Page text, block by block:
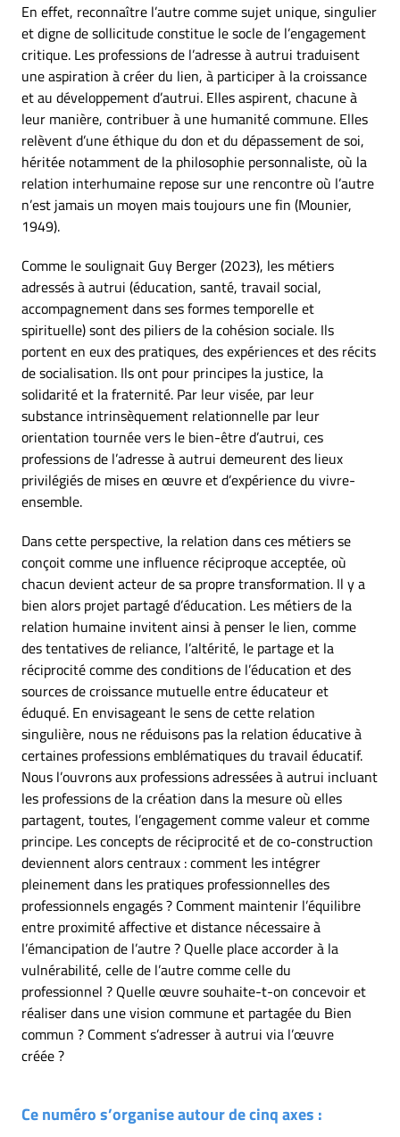
En effet, reconnaître l’autre comme sujet unique, singulier
et digne de sollicitude constitue le socle de l’engagement
critique. Les professions de l’adresse à autrui traduisent
une aspiration à créer du lien, à participer à la croissance
et au développement d’autrui. Elles aspirent, chacune à
leur manière, contribuer à une humanité commune. Elles
relèvent d’une éthique du don et du dépassement de soi,
héritée notamment de la philosophie personnaliste, où la
relation interhumaine repose sur une rencontre où l’autre
n’est jamais un moyen mais toujours une fin (Mounier,
1949).
Comme le soulignait Guy Berger (2023), les métiers
adressés à autrui (éducation, santé, travail social,
accompagnement dans ses formes temporelle et
spirituelle) sont des piliers de la cohésion sociale. Ils
portent en eux des pratiques, des expériences et des récits
de socialisation. Ils ont pour principes la justice, la
solidarité et la fraternité. Par leur visée, par leur
substance intrinsèquement relationnelle par leur
orientation tournée vers le bien-être d’autrui, ces
professions de l’adresse à autrui demeurent des lieux
privilégiés de mises en œuvre et d’expérience du vivre-
ensemble.
Dans cette perspective, la relation dans ces métiers se
conçoit comme une influence réciproque acceptée, où
chacun devient acteur de sa propre transformation. Il y a
bien alors projet partagé d’éducation. Les métiers de la
relation humaine invitent ainsi à penser le lien, comme
des tentatives de reliance, l’altérité, le partage et la
réciprocité comme des conditions de l’éducation et des
sources de croissance mutuelle entre éducateur et
éduqué. En envisageant le sens de cette relation
singulière, nous ne réduisons pas la relation éducative à
certaines professions emblématiques du travail éducatif.
Nous l’ouvrons aux professions adressées à autrui incluant
les professions de la création dans la mesure où elles
partagent, toutes, l’engagement comme valeur et comme
principe. Les concepts de réciprocité et de co-construction
deviennent alors centraux : comment les intégrer
pleinement dans les pratiques professionnelles des
professionnels engagés ? Comment maintenir l’équilibre
entre proximité affective et distance nécessaire à
l’émancipation de l’autre ? Quelle place accorder à la
vulnérabilité, celle de l’autre comme celle du
professionnel ? Quelle œuvre souhaite-t-on concevoir et
réaliser dans une vision commune et partagée du Bien
commun ? Comment s’adresser à autrui via l’œuvre
créée ?
Ce numéro s’organise autour de cinq axes :